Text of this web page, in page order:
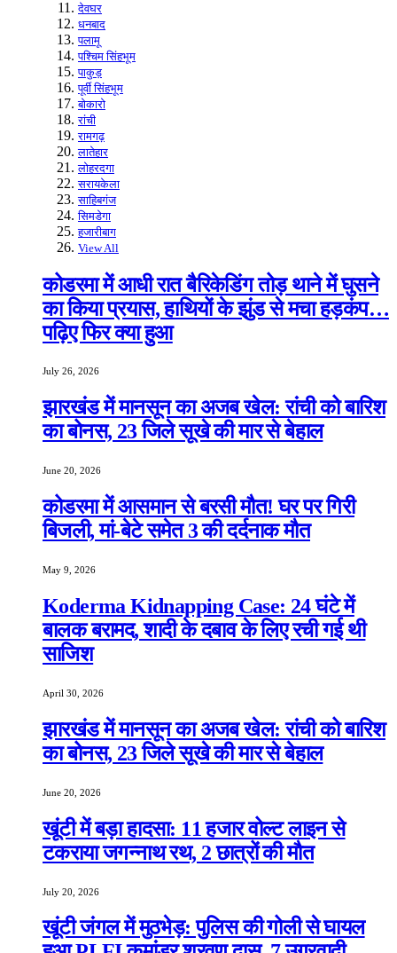
देवघर
धनबाद
पलामू
पश्चिम सिंहभूम
पाकुड़
पूर्वी सिंहभूम
बोकारो
रांची
रामगढ़
लातेहार
लोहरदगा
सरायकेला
साहिबगंज
सिमडेगा
हजारीबाग
View All
कोडरमा में आधी रात बैरिकेडिंग तोड़ थाने में घुसने
का किया प्रयास, हाथियों के झुंड से मचा हड़कंप…
पढ़िए फिर क्या हुआ
July 26, 2026
झारखंड में मानसून का अजब खेल: रांची को बारिश
का बोनस, 23 जिले सूखे की मार से बेहाल
June 20, 2026
कोडरमा में आसमान से बरसी मौत! घर पर गिरी
बिजली, मां-बेटे समेत 3 की दर्दनाक मौत
May 9, 2026
Koderma Kidnapping Case: 24 घंटे में
बालक बरामद, शादी के दबाव के लिए रची गई थी
साजिश
April 30, 2026
झारखंड में मानसून का अजब खेल: रांची को बारिश
का बोनस, 23 जिले सूखे की मार से बेहाल
June 20, 2026
खूंटी में बड़ा हादसा: 11 हजार वोल्ट लाइन से
टकराया जगन्नाथ रथ, 2 छात्रों की मौत
July 20, 2026
खूंटी जंगल में मुठभेड़: पुलिस की गोली से घायल